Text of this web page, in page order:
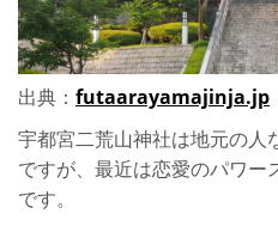
出典： futaarayamajinja.jp
宇都宮二荒山神社は地元の人
ですが、最近は恋愛のパワ
です。